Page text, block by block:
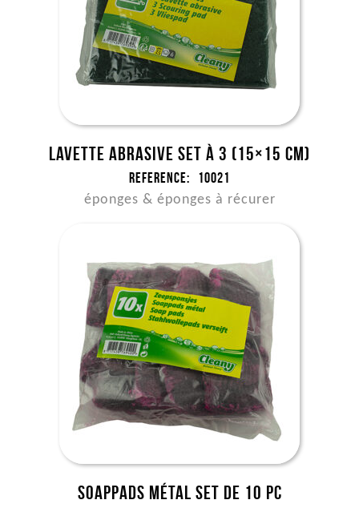
Lavette abrasive set à 3 (15×15 cm)
Reference: 10021
éponges & éponges à récurer
Soappads métal set de 10 pc